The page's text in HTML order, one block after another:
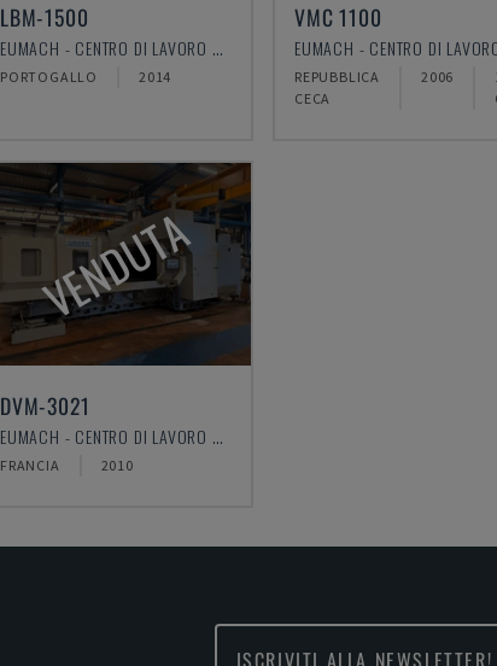
LBM-1500
EUMACH - CENTRO DI LAVORO VERTICALE
PORTOGALLO 2014
VMC 1100
REPUBBLICA
CECA
2006
VENDUTA
DVM-3021
EUMACH - CENTRO DI LAVORO VERTICALE
FRANCIA 2010
ISCRIVITI ALLA NEWSLETTER!